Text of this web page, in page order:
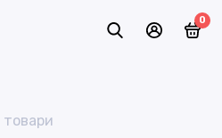
0
товари